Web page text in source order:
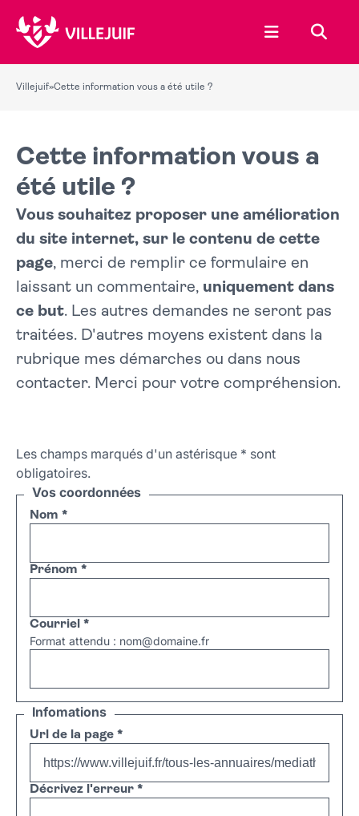
Ouvrir le
Villejuif»Cette information vous a été utile ?
Cette information vous a
été utile ?
Vous souhaitez proposer une amélioration
du site internet, sur le contenu de cette
page, merci de remplir ce formulaire en
laissant un commentaire, uniquement dans
ce but. Les autres demandes ne seront pas
traitées. D'autres moyens existent dans la
rubrique mes démarches ou dans nous
contacter. Merci pour votre compréhension.
Les champs marqués d'un astérisque * sont
obligatoires.
Vos coordonnées
Nom *
Prénom *
Courriel *
Format attendu : nom@domaine.fr
Infomations
Url de la page *
Décrivez l'erreur *